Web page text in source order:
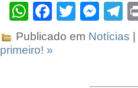
WhatsApp
Facebook
Twitter
Publicado em Notícias
primeiro! »